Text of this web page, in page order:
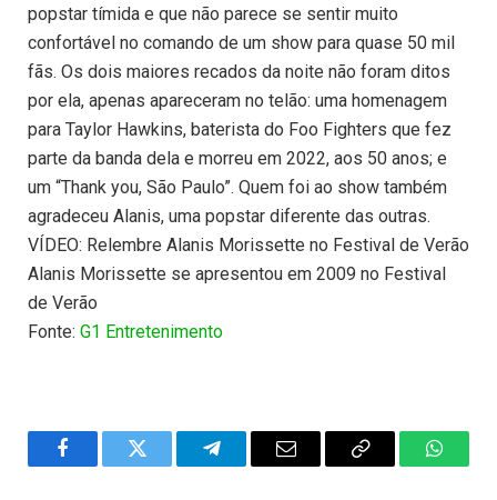
popstar tímida e que não parece se sentir muito
confortável no comando de um show para quase 50 mil
fãs. Os dois maiores recados da noite não foram ditos
por ela, apenas apareceram no telão: uma homenagem
para Taylor Hawkins, baterista do Foo Fighters que fez
parte da banda dela e morreu em 2022, aos 50 anos; e
um “Thank you, São Paulo”. Quem foi ao show também
agradeceu Alanis, uma popstar diferente das outras.
VÍDEO: Relembre Alanis Morissette no Festival de Verão
Alanis Morissette se apresentou em 2009 no Festival
de Verão
Fonte: G1 Entretenimento
FacebookTwitter TelegramEmail
Copy